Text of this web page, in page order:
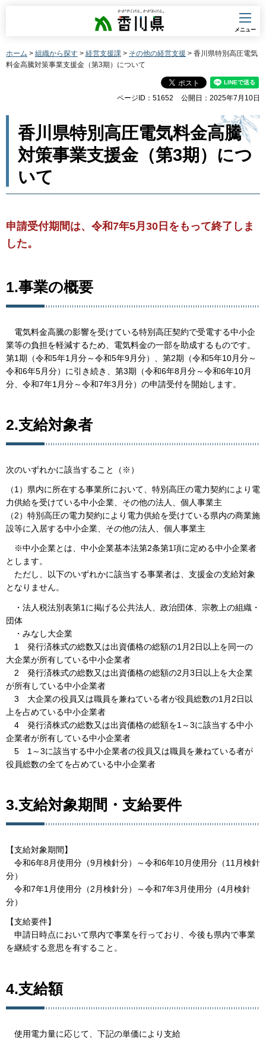
香川県
メニュー
ホーム > 組織から探す > 経営支援課 > その他の経営支援 > 香川県特別高圧電気
料金高騰対策事業支援金（第3期）について
ページID：51652 公開日：2025年7月10日
香川県特別高圧電気料金高騰
対策事業支援金（第3期）につ
いて
申請受付期間は、令和7年5月30日をもって終了しま
した。
1.事業の概要
電気料金高騰の影響を受けている特別高圧契約で受電する中小企
業等の負担を軽減するため、電気料金の一部を助成するものです。
第1期（令和5年1月分～令和5年9月分）、第2期（令和5年10月分～
令和6年5月分）に引き続き、第3期（令和6年8月分～令和6年10月
分、令和7年1月分～令和7年3月分）の申請受付を開始します。
2.支給対象者
次のいずれかに該当すること（※）
（1）県内に所在する事業所において、特別高圧の電力契約により電
力供給を受けている中小企業、その他の法人、個人事業主
（2）特別高圧の電力契約により電力供給を受けている県内の商業施
設等に入居する中小企業、その他の法人、個人事業主
※中小企業とは、中小企業基本法第2条第1項に定める中小企業者
とします。
ただし、以下のいずれかに該当する事業者は、支援金の支給対象
となりません。
・法人税法別表第1に掲げる公共法人、政治団体、宗教上の組織・
団体
・みなし大企業
1 発行済株式の総数又は出資価格の総額の1月2日以上を同一の
大企業が所有している中小企業者
2 発行済株式の総数又は出資価格の総額の2月3日以上を大企業
が所有している中小企業者
3 大企業の役員又は職員を兼ねている者が役員総数の1月2日以
上を占めている中小企業者
4 発行済株式の総数又は出資価格の総額を1～3に該当する中小
企業者が所有している中小企業者
5 1～3に該当する中小企業者の役員又は職員を兼ねている者が
役員総数の全てを占めている中小企業者
3.支給対象期間・支給要件
【支給対象期間】
令和6年8月使用分（9月検針分）～令和6年10月使用分（11月検針
分）
令和7年1月使用分（2月検針分）～令和7年3月使用分（4月検針
分）
【支給要件】
申請日時点において県内で事業を行っており、今後も県内で事業
を継続する意思を有すること。
4.支給額
使用電力量に応じて、下記の単価により支給